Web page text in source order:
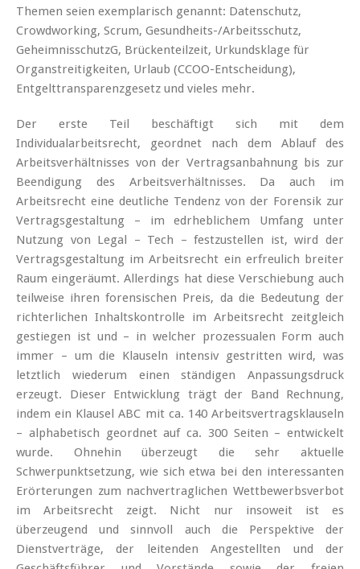
Themen seien exemplarisch genannt: Datenschutz,
Crowdworking, Scrum, Gesundheits-/Arbeitsschutz,
GeheimnisschutzG, Brückenteilzeit, Urkundsklage für
Organstreitigkeiten, Urlaub (CCOO-Entscheidung),
Entgelttransparenzgesetz und vieles mehr.
Der erste Teil beschäftigt sich mit dem
Individualarbeitsrecht, geordnet nach dem Ablauf des
Arbeitsverhältnisses von der Vertragsanbahnung bis zur
Beendigung des Arbeitsverhältnisses. Da auch im
Arbeitsrecht eine deutliche Tendenz von der Forensik zur
Vertragsgestaltung – im edrheblichem Umfang unter
Nutzung von Legal – Tech – festzustellen ist, wird der
Vertragsgestaltung im Arbeitsrecht ein erfreulich breiter
Raum eingeräumt. Allerdings hat diese Verschiebung auch
teilweise ihren forensischen Preis, da die Bedeutung der
richterlichen Inhaltskontrolle im Arbeitsrecht zeitgleich
gestiegen ist und – in welcher prozessualen Form auch
immer – um die Klauseln intensiv gestritten wird, was
letztlich wiederum einen ständigen Anpassungsdruck
erzeugt. Dieser Entwicklung trägt der Band Rechnung,
indem ein Klausel ABC mit ca. 140 Arbeitsvertragsklauseln
– alphabetisch geordnet auf ca. 300 Seiten – entwickelt
wurde. Ohnehin überzeugt die sehr aktuelle
Schwerpunktsetzung, wie sich etwa bei den interessanten
Erörterungen zum nachvertraglichen Wettbewerbsverbot
im Arbeitsrecht zeigt. Nicht nur insoweit ist es
überzeugend und sinnvoll auch die Perspektive der
Dienstverträge, der leitenden Angestellten und der